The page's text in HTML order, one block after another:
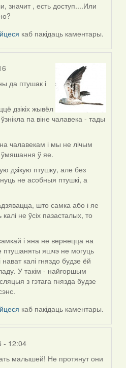
значит , есть доступ....Или
каб пакідаць каментары.
да птушак і
дзікіх жывёл
па віне чалавека - тады
чалавекам і мы не лічым
ў яе.
дзікую птушку, але без
не асобныя птушкі, а
што самка або і яе
не ўсіх пазасталых, то
і яна не вернецца на
птушаняты яшчэ не могуць
калі гняздо будзе ёй
У такім - найгоршым
з гэтага гнязда будзе
каб пакідаць каментары.
- 12:04
малышей! Не протянут они